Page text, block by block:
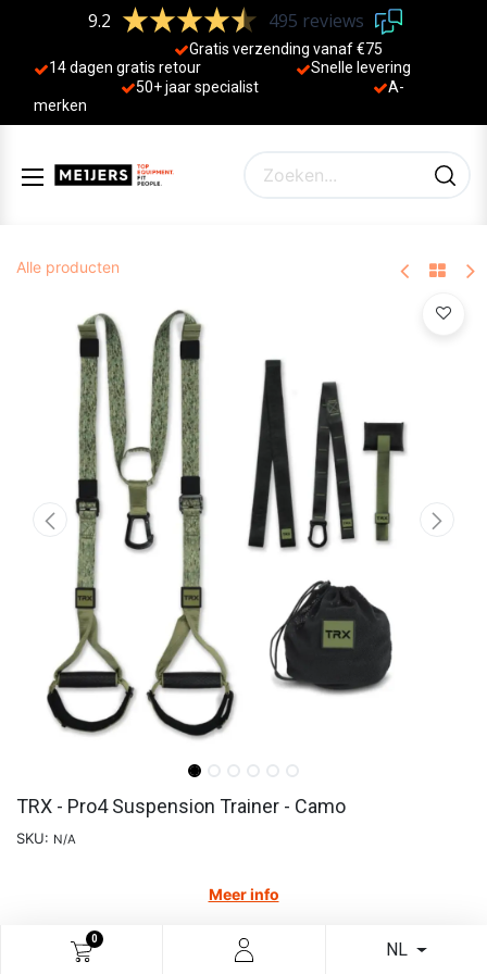
0
NL
9.2 495 reviews
Gratis verzending vanaf €75
14 dagen gratis retour
Sne lle levering
50+ jaar specialist
A-
merken
Alle producten
TRX - Pro4 Suspension Trainer - Camo
SKU: N/A
Meer info
240,49